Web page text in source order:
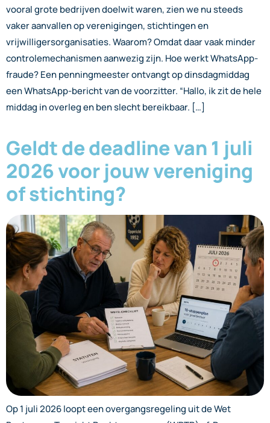
vooral grote bedrijven doelwit waren, zien we nu steeds
vaker aanvallen op verenigingen, stichtingen en
vrijwilligersorganisaties. Waarom? Omdat daar vaak minder
controlemechanismen aanwezig zijn. Hoe werkt WhatsApp-
fraude? Een penningmeester ontvangt op dinsdagmiddag
een WhatsApp-bericht van de voorzitter. “Hallo, ik zit de hele
middag in overleg en ben slecht bereikbaar. […]
Geldt de deadline van 1 juli
2026 voor jouw vereniging
of stichting?
Op 1 juli 2026 loopt een overgangsregeling uit de Wet